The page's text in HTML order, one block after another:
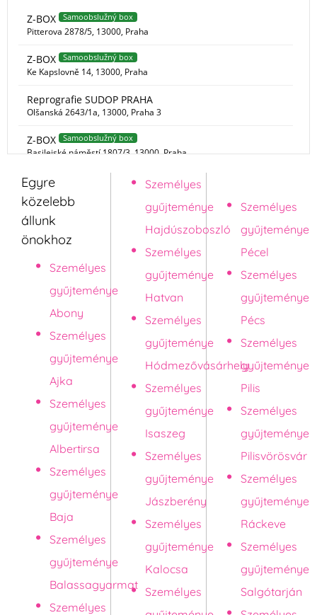
Egyre
közelebb
állunk
önokhoz
Személyes
gyűjteménye
Abony
Személyes
gyűjteménye
Ajka
Személyes
gyűjteménye
Albertirsa
Személyes
gyűjteménye
Baja
Személyes
gyűjteménye
Balassagyarmat
Személyes
Személyes
gyűjteménye
Hajdúszoboszló
Személyes
gyűjteménye
Hatvan
Személyes
gyűjteménye
Hódmezővásárhely
Személyes
gyűjteménye
Isaszeg
Személyes
gyűjteménye
Jászberény
Személyes
gyűjteménye
Kalocsa
Személyes
Személyes
gyűjteménye
Pécel
Személyes
gyűjteménye
Pécs
Személyes
gyűjteménye
Pilis
Személyes
gyűjteménye
Pilisvörösvár
Személyes
gyűjteménye
Ráckeve
Személyes
gyűjteménye
Salgótarján